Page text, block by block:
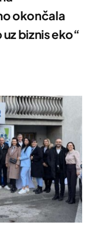
okončala
biznis eko“